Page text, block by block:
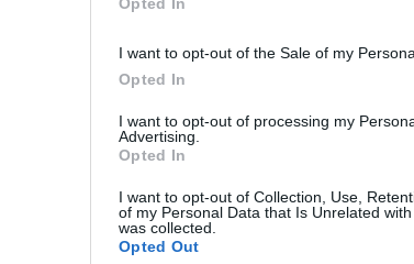
I want to opt-out of the Sale of my
Opted In
I want to opt-out of processing my
Advertising.
Opted In
I want to opt-out of Collection, Use,
of my Personal Data that Is Unrelated
was collected.
Opted Out